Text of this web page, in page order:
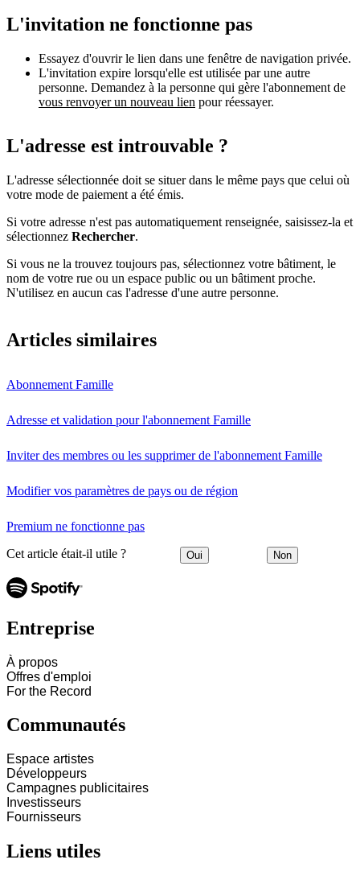
L'invitation ne fonctionne pas
Essayez d'ouvrir le lien dans une fenêtre de navigation privée.
L'invitation expire lorsqu'elle est utilisée par une autre
personne. Demandez à la personne qui gère l'abonnement de
vous renvoyer un nouveau lien pour réessayer.
L'adresse est introuvable ?
L'adresse sélectionnée doit se situer dans le même pays que celui où
votre mode de paiement a été émis.
Si votre adresse n'est pas automatiquement renseignée, saisissez-la et
sélectionnez Rechercher.
Si vous ne la trouvez toujours pas, sélectionnez votre bâtiment, le
nom de votre rue ou un espace public ou un bâtiment proche.
N'utilisez en aucun cas l'adresse d'une autre personne.
Articles similaires
Abonnement Famille
Adresse et validation pour l'abonnement Famille
Inviter des membres ou les supprimer de l'abonnement Famille
Modifier vos paramètres de pays ou de région
Premium ne fonctionne pas
Cet article était-il utile ? Oui Non
Entreprise
À propos
Offres d'emploi
For the Record
Communautés
Espace artistes
Développeurs
Campagnes publicitaires
Investisseurs
Fournisseurs
Liens utiles